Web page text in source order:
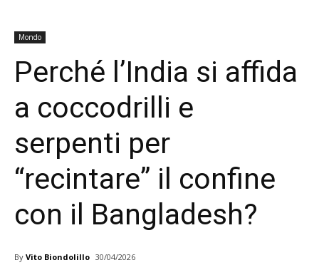
Mondo
Perché l’India si affida
a coccodrilli e
serpenti per
“recintare” il confine
con il Bangladesh?
By Vito Biondolillo 30/04/2026